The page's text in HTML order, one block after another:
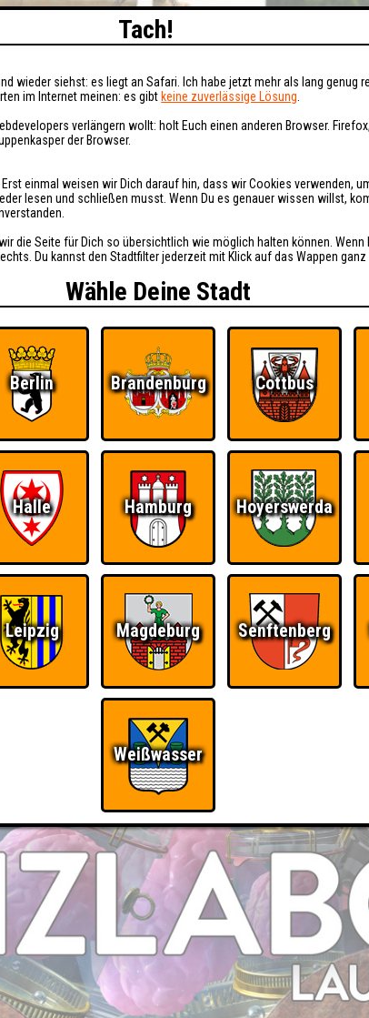
RESERVIERUNG BUCHEN FAQ
Tach!
wieder siehst: es liegt an Safari. Ich habe jetzt mehr als lang genug
im Internet meinen: es gibt keine zuverlässige Lösung
verlängern wollt: holt Euch einen anderen Browser.
der Browser.
einmal weisen wir Dich darauf hin, dass wir Cookies verwenden,
lesen und schließen musst. Wenn Du es genauer wissen willst,
die Seite für Dich so übersichtlich wie möglich halten können.
Du kannst den Stadtfilter jederzeit mit Klick auf das Wappen
Wähle Deine Stadt
Berlin Brandenburg Cottbus
Halle Hamburg Hoyerswerda
Leipzig Magdeburg Senftenberg
Weißwasser